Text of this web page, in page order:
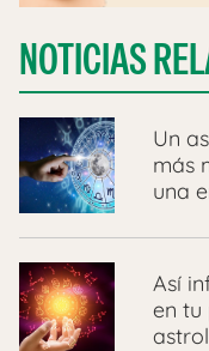
NOTICIAS
Un
más
una
Así
en tu